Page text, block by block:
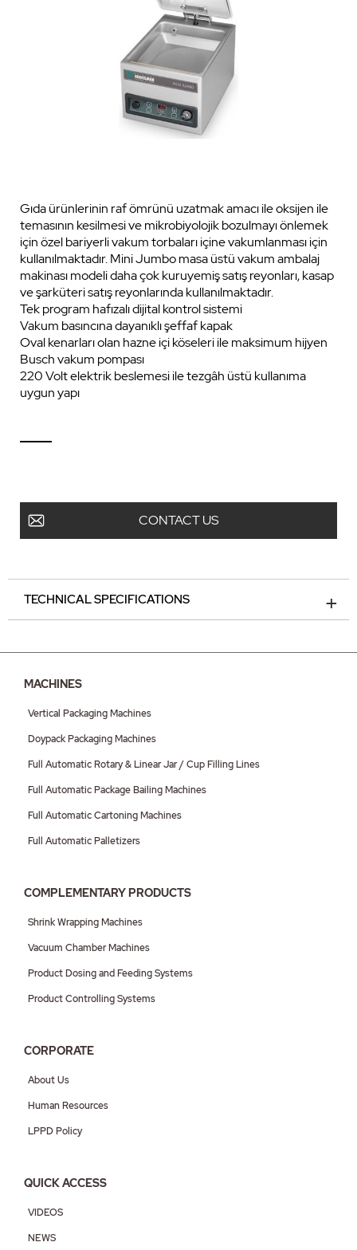
Gıda ürünlerinin raf ömrünü uzatmak amacı ile oksijen ile
temasının kesilmesi ve mikrobiyolojik bozulmayı önlemek
için özel bariyerli vakum torbaları içine vakumlanması için
kullanılmaktadır. Mini Jumbo masa üstü vakum ambalaj
makinası modeli daha çok kuruyemiş satış reyonları, kasap
ve şarküteri satış reyonlarında kullanılmaktadır.
Tek program hafızalı dijital kontrol sistemi
Vakum basıncına dayanıklı şeffaf kapak
Oval kenarları olan hazne içi köseleri ile maksimum hijyen
Busch vakum pompası
220 Volt elektrik beslemesi ile tezgâh üstü kullanıma
uygun yapı
CONTACT US
TECHNICAL SPECIFICATIONS
MACHINES
Vertical Packaging Machines
Doypack Packaging Machines
Full Automatic Rotary & Linear Jar / Cup Filling Lines
Full Automatic Package Bailing Machines
Full Automatic Cartoning Machines
Full Automatic Palletizers
COMPLEMENTARY PRODUCTS
Shrink Wrapping Machines
Vacuum Chamber Machines
Product Dosing and Feeding Systems
Product Controlling Systems
CORPORATE
About Us
Human Resources
LPPD Policy
QUICK ACCESS
VIDEOS
NEWS